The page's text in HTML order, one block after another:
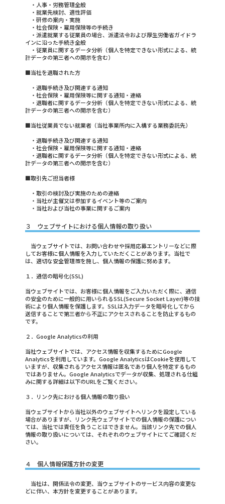
・人事・労務管理全般
・就業先検討、適性評価
・研修の案内・実施
・社会保険・雇用保険等の手続き
・派遣就業する従業員の場合、派遣法令および厚生労働省ガイドラ
インに沿った手続き全般
・従業員に関するデータ分析（個人を特定できない形式による、統
計データの第三者への開示を含む）
■当社を退職された方
・退職手続き及び関連する通知
・社会保険・雇用保険等に関する通知・連絡
・退職者に関するデータ分析（個人を特定できない形式による、統
計データの第三者への開示を含む）
■当社従業員でない就業者（当社事業所内に入構する業務委託先）
・退職手続き及び関連する通知
・社会保険・雇用保険等に関する通知・連絡
・退職者に関するデータ分析（個人を特定できない形式による、統
計データの第三者への開示を含む）
■取引先ご担当者様
・取引の検討及び実施のための連絡
・当社が主催又は参加するイベント等のご案内
・当社および当社の事業に関するご案内
３ ウェブサイトにおける個人情報の取り扱い
当ウェブサイトでは、お問い合わせや採用応募エントリーなどに際
してお客様に個人情報を入力していただくことがあります。当社で
は、適切な安全管理策を施し、個人情報の保護に努めます。
１．通信の暗号化(SSL)
当ウェブサイトでは、お客様に個人情報をご入力いただく際に、通信
の安全のために一般的に用いられるSSL(Secure Socket Layer)等の技
術により個人情報を保護します。SSLは入力データを暗号化してから
送信することで第三者から不正にアクセスされることを防止するもの
です。
２．Google Analyticsの利用
当社ウェブサイトでは、アクセス情報を収集するためにGoogle
Analyticsを利用しています。Google AnalyticsはCookieを使用して
いますが、収集されるアクセス情報は匿名であり個人を特定するもの
ではありません。Google Analyticsでデータが収集、処理される仕組
みに関する詳細は以下のURLをご覧ください。
３．リンク先における個人情報の取り扱い
当ウェブサイトから当社以外のウェブサイトへリンクを設定している
場合がありますが、リンク先ウェブサイトでの個人情報の保護につい
ては、当社では責任を負うことはできません。当該リンク先での個人
情報の取り扱いについては、それぞれのウェブサイトにてご確認くだ
さい。
４ 個人情報保護方針の変更
当社は、関係法令の変更、当ウェブサイトのサービス内容の変更な
どに伴い、本方針を変更することがあります。